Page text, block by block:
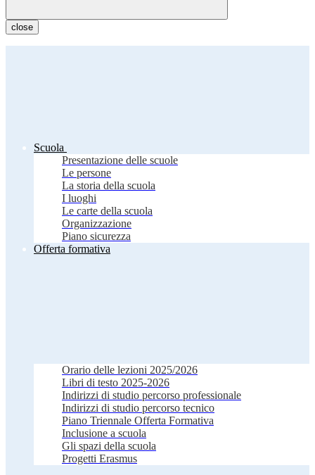
close
Scuola
Presentazione delle scuole
Le persone
La storia della scuola
I luoghi
Le carte della scuola
Organizzazione
Piano sicurezza
Offerta formativa
Orario delle lezioni 2025/2026
Libri di testo 2025-2026
Indirizzi di studio percorso professionale
Indirizzi di studio percorso tecnico
Piano Triennale Offerta Formativa
Inclusione a scuola
Gli spazi della scuola
Progetti Erasmus